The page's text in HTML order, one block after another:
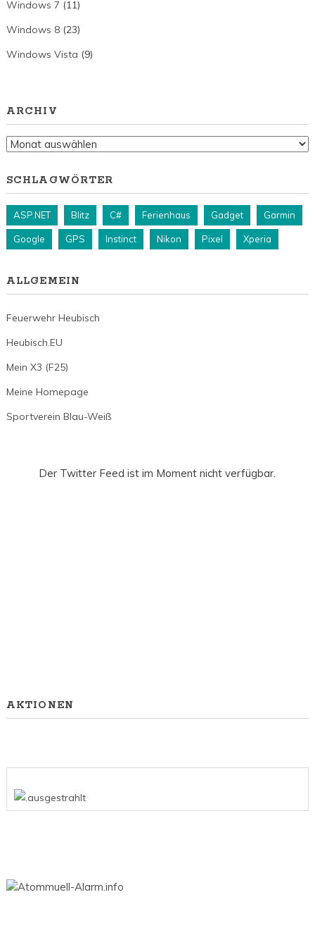
Windows 7 (11)
Windows 8(23)
Windows Vista (9)
ARCHIV
Archiv
SCHLAGWÖRTER
ASP.NET Blitz C# Ferienhaus Gadget Garmin
Google GPS Instinct Nikon Pixel Xperia
ALLGEMEIN
Feuerwehr Heubisch
Heubisch.EU
Mein X3 (F25)
Meine Homepage
Sportverein Blau-Weiß
Der Twitter Feed ist im Moment nicht verfügbar.
AKTIONEN